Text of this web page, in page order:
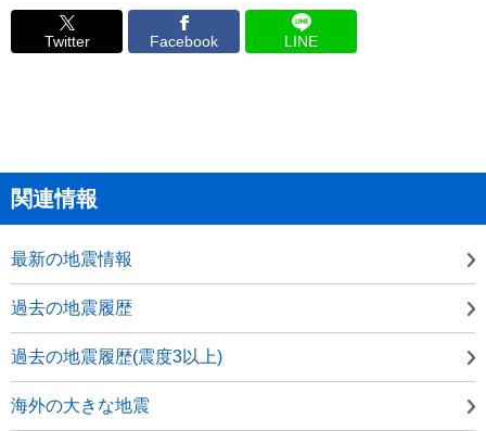
Twitter Facebook LINE
関連情報
最新の地震情報
過去の地震履歴
過去の地震履歴(震度3以上)
海外の大きな地震